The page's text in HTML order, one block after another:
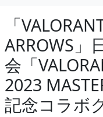
「
ARROWS」
会「
2023
記念コラボ